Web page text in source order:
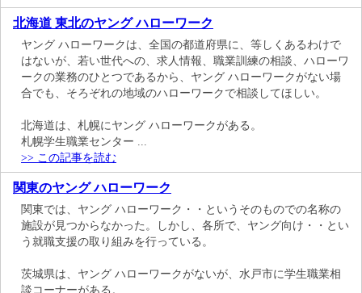
北海道 東北のヤング ハローワーク
ヤング ハローワークは、全国の都道府県に、等しくあるわけで
はないが、若い世代への、求人情報、職業訓練の相談、ハローワ
ークの業務のひとつであるから、ヤング ハローワークがない場
合でも、そろぞれの地域のハローワークで相談してほしい。
北海道は、札幌にヤング ハローワークがある。
札幌学生職業センター ...
>> この記事を読む
関東のヤング ハローワーク
関東では、ヤング ハローワーク・・というそのものでの名称の
施設が見つからなかった。しかし、各所で、ヤング向け・・とい
う就職支援の取り組みを行っている。
茨城県は、ヤング ハローワークがないが、水戸市に学生職業相
談コーナーがある。